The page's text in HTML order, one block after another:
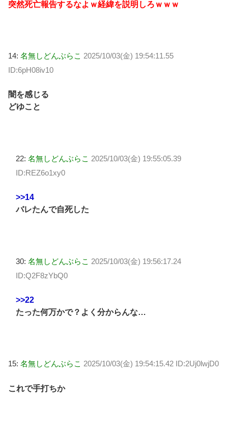
突然死亡報告するなよｗ経緯を説明しろｗｗｗ
14: 名無しどんぶらこ 2025/10/03(金) 19:54:11.55
ID:6pH08iv10
闇を感じる
どゆこと
22: 名無しどんぶらこ 2025/10/03(金) 19:55:05.39
ID:REZ6o1xy0
>>14
バレたんで自死した
30: 名無しどんぶらこ 2025/10/03(金) 19:56:17.24
ID:Q2F8zYbQ0
>>22
たった何万かで？よく分からんな…
15: 名無しどんぶらこ 2025/10/03(金) 19:54:15.42 ID:2Uj0lwjD0
これで手打ちか